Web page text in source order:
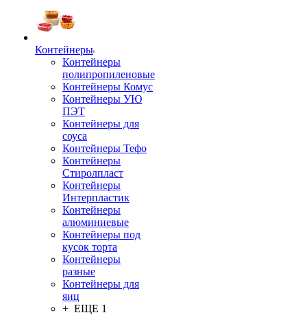
Контейнеры
Контейнеры
полипропиленовые
Контейнеры Комус
Контейнеры УЮ
ПЭТ
Контейнеры для
соуса
Контейнеры Тефо
Контейнеры
Стиролпласт
Контейнеры
Интерпластик
Контейнеры
алюминиевые
Контейнеры под
кусок торта
Контейнеры
разные
Контейнеры для
яиц
+ ЕЩЕ 1